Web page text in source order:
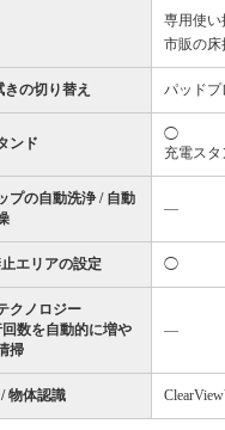
専用使い
市販の床
の切り替え パッドプ
ンド
◯
充電ス
プの自動洗浄 / 自動
―
エリアの設定 ◯
クノロジー
数を自動的に増や
掃
―
物体認識